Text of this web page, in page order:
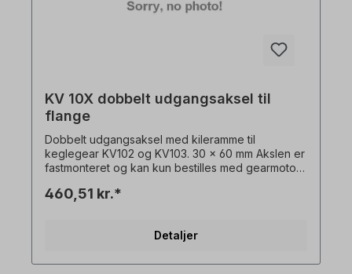
KV 10X dobbelt udgangsaksel til
flange
Dobbelt udgangsaksel med kileramme til
keglegear KV102 og KV103. 30 x 60 mm Akslen er
fastmonteret og kan kun bestilles med gearmotor
eksempler! Der tages forbehold for tekniske
460,51 kr.*
Detaljer